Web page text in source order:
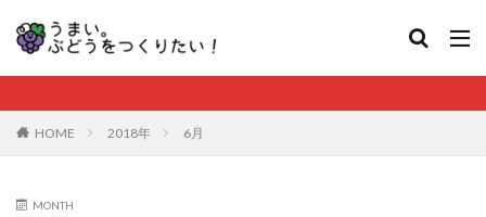
HOME 2018年 6月
MONTH